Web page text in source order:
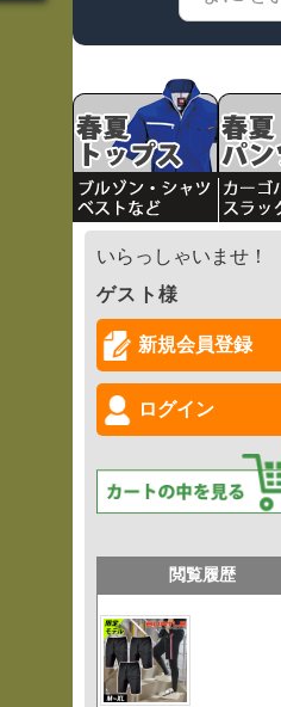
いらっしゃいませ！
ゲスト様
新規会員登録
ログイン
閲覧履歴